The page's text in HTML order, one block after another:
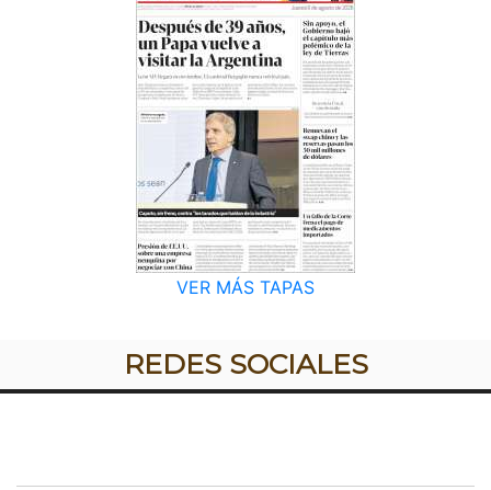
VER MÁS TAPAS
REDES SOCIALES